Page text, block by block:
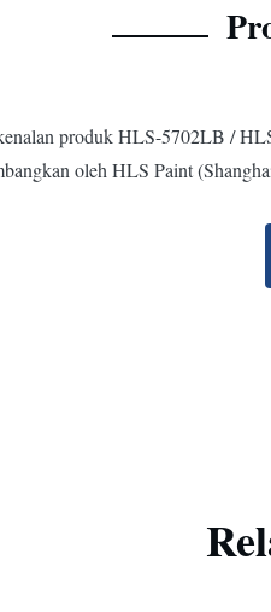
produk HLS-5702LB /
oleh HLS Paint